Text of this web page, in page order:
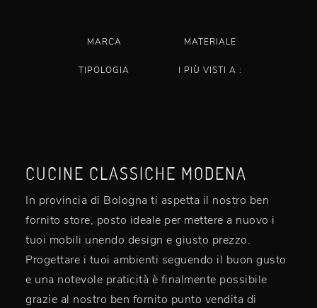
MARCA MATERIALE
TIPOLOGIA I PIÙ VISTI A :
CUCINE CLASSICHE MODENA
In provincia di Bologna ti aspetta il nostro ben
fornito store, posto ideale per mettere a nuovo i
tuoi mobili unendo design e giusto prezzo.
Progettare i tuoi ambienti seguendo il buon gusto
e una notevole praticità è finalmente possibile
grazie al nostro ben fornito punto vendita di